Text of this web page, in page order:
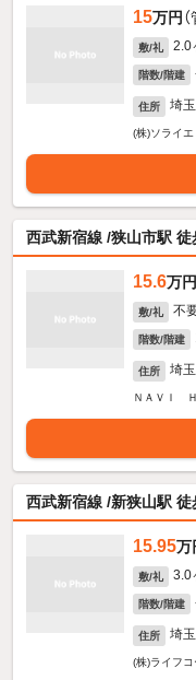
15万円
敷/礼 2.0
階数/階建
住所 埼
(株)ソライエ
西武新宿線 /狭山市駅 徒
15.6万円
敷/礼 不
階数/階建
住所 埼
ＮＡＶＩ
西武新宿線 /新狭山駅 徒
15.95万
敷/礼 3.0
階数/階建
住所 埼
(株)ライフコ